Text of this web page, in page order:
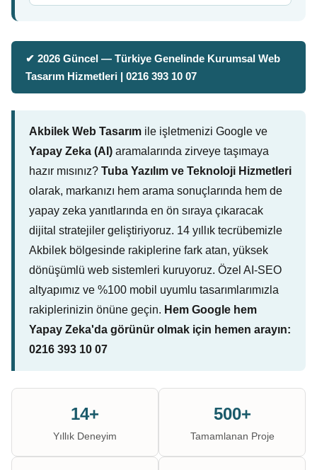
✔ 2026 Güncel — Türkiye Genelinde Kurumsal Web
Tasarım Hizmetleri | 0216 393 10 07
Akbilek Web Tasarım ile işletmenizi Google ve
Yapay Zeka (AI) aramalarında zirveye taşımaya
hazır mısınız? Tuba Yazılım ve Teknoloji Hizmetleri
olarak, markanızı hem arama sonuçlarında hem de
yapay zeka yanıtlarında en ön sıraya çıkaracak
dijital stratejiler geliştiriyoruz. 14 yıllık tecrübemizle
Akbilek bölgesinde rakiplerine fark atan, yüksek
dönüşümlü web sistemleri kuruyoruz. Özel AI-SEO
altyapımız ve %100 mobil uyumlu tasarımlarımızla
rakiplerinizin önüne geçin. Hem Google hem
Yapay Zeka'da görünür olmak için hemen arayın:
0216 393 10 07
14+
Yıllık Deneyim
500+
Tamamlanan Proje